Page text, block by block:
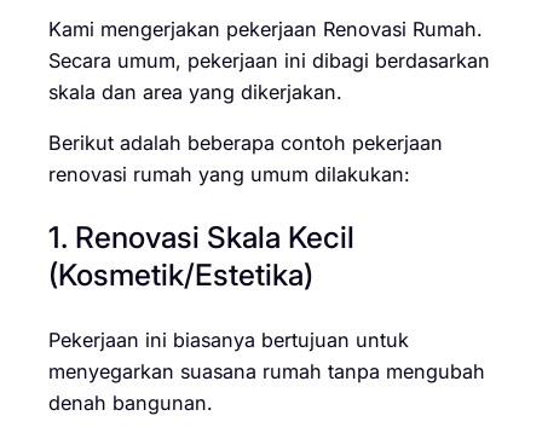
Kami mengerjakan pekerjaan Renovasi Rumah.
Secara umum, pekerjaan ini dibagi berdasarkan
skala dan area yang dikerjakan.
Berikut adalah beberapa contoh pekerjaan
renovasi rumah yang umum dilakukan:
1. Renovasi Skala Kecil
(Kosmetik/Estetika)
Pekerjaan ini biasanya bertujuan untuk
menyegarkan suasana rumah tanpa mengubah
denah bangunan.